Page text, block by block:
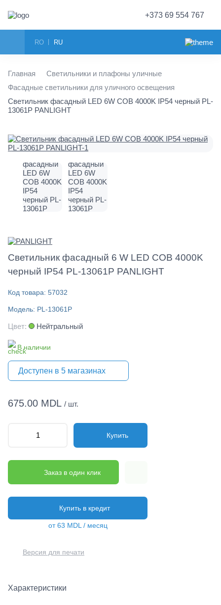
+373 69 554 767
RO RU
Главная
Светильники и плафоны уличные
Фасадные светильники для уличного освещения
Светильник фасадный LED 6W COB 4000K IP54 черный PL-
13061P PANLIGHT
Светильник фасадный 6 W LED COB 4000K
черный IP54 PL-13061P PANLIGHT
Код товара: 57032
Модель: PL-13061P
Цвет: Нейтральный
В наличии
Доступен в 5 магазинах
675.00 MDL / шт.
Купить
Заказ в один клик
Купить в кредит
от 63 MDL / месяц
Версия для печати
Характеристики